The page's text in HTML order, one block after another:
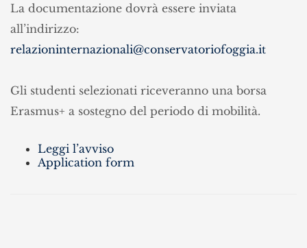
La documentazione dovrà essere inviata
all’indirizzo:
relazioninternazionali@conservatoriofoggia.it
Gli studenti selezionati riceveranno una borsa
Erasmus+ a sostegno del periodo di mobilità.
Leggi l’avviso
Application form